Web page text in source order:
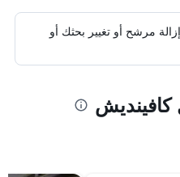
مرشح أو تغيير بحثك أو
كافينديش